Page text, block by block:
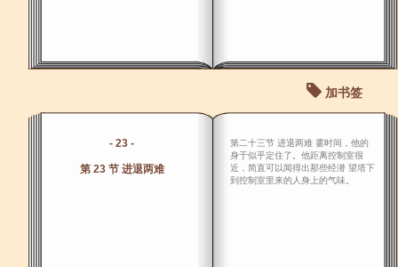
加书签
- 23 -
第 23 节 进退两难
第二十三节 进退两难 霎时间，他的
身于似乎定住了。他距离控制室很
近，简直可以闻得出那些经潜 望塔下
到控制室里来的人身上的气味。